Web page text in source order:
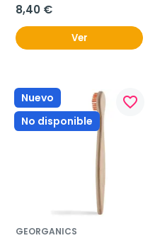
Batman
8,40 €
Ver
Nuevo
No disponible
favorite_border
GEORGANICS